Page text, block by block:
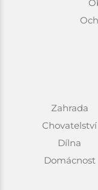
Zahrada
Chovatelství
Dílna
Domácnost